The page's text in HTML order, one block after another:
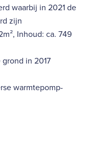
waarbij in 2021 de
zijn
Inhoud: ca. 749
grond in 2017
warmtepomp-